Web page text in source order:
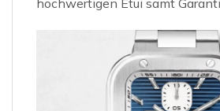
hochwertigen Etui samt